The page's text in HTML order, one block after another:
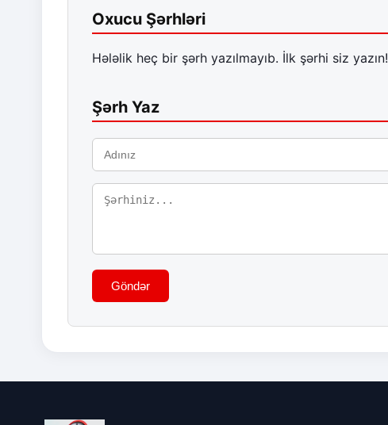
Oxucu Şərhləri
Hələlik heç bir şərh yazılmayıb. İlk şərhi siz yazın!
Şərh Yaz
Göndər